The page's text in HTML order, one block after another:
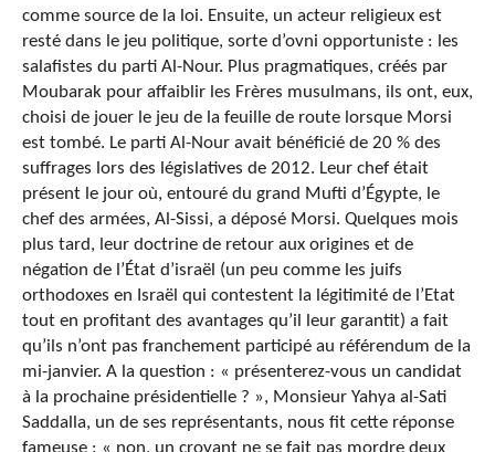
comme source de la loi. Ensuite, un acteur religieux est
resté dans le jeu politique, sorte d’ovni opportuniste : les
salafistes du parti Al-Nour. Plus pragmatiques, créés par
Moubarak pour affaiblir les Frères musulmans, ils ont, eux,
choisi de jouer le jeu de la feuille de route lorsque Morsi
est tombé. Le parti Al-Nour avait bénéficié de 20 % des
suffrages lors des législatives de 2012. Leur chef était
présent le jour où, entouré du grand Mufti d’Égypte, le
chef des armées, Al-Sissi, a déposé Morsi. Quelques mois
plus tard, leur doctrine de retour aux origines et de
négation de l’État d’israël (un peu comme les juifs
orthodoxes en Israël qui contestent la légitimité de l’Etat
tout en profitant des avantages qu’il leur garantit) a fait
qu’ils n’ont pas franchement participé au référendum de la
mi-janvier. A la question : « présenterez-vous un candidat
à la prochaine présidentielle ? », Monsieur Yahya al-Sati
Saddalla, un de ses représentants, nous fit cette réponse
fameuse : « non, un croyant ne se fait pas mordre deux